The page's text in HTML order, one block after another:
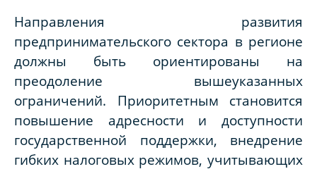
Направления развития
предпринимательского сектора в регионе
должны быть ориентированы на
преодоление вышеуказанных
ограничений. Приоритетным становится
повышение адресности и доступности
государственной поддержки, внедрение
гибких налоговых режимов, учитывающих